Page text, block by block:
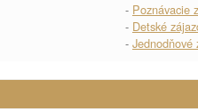
- Poznávacie
- Detské
- Jednodňové